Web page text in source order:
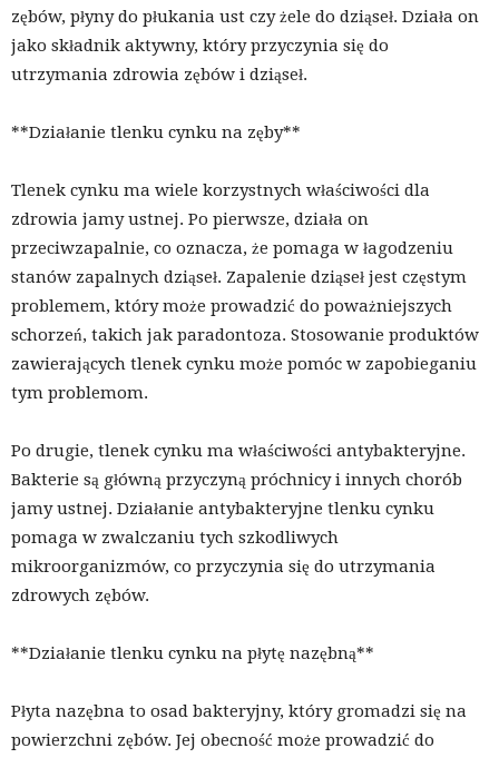
zębów, płyny do płukania ust czy żele do dziąseł. Działa on
jako składnik aktywny, który przyczynia się do
utrzymania zdrowia zębów i dziąseł.
**Działanie tlenku cynku na zęby**
Tlenek cynku ma wiele korzystnych właściwości dla
zdrowia jamy ustnej. Po pierwsze, działa on
przeciwzapalnie, co oznacza, że pomaga w łagodzeniu
stanów zapalnych dziąseł. Zapalenie dziąseł jest częstym
problemem, który może prowadzić do poważniejszych
schorzeń, takich jak paradontoza. Stosowanie produktów
zawierających tlenek cynku może pomóc w zapobieganiu
tym problemom.
Po drugie, tlenek cynku ma właściwości antybakteryjne.
Bakterie są główną przyczyną próchnicy i innych chorób
jamy ustnej. Działanie antybakteryjne tlenku cynku
pomaga w zwalczaniu tych szkodliwych
mikroorganizmów, co przyczynia się do utrzymania
zdrowych zębów.
**Działanie tlenku cynku na płytę nazębną**
Płyta nazębna to osad bakteryjny, który gromadzi się na
powierzchni zębów. Jej obecność może prowadzić do